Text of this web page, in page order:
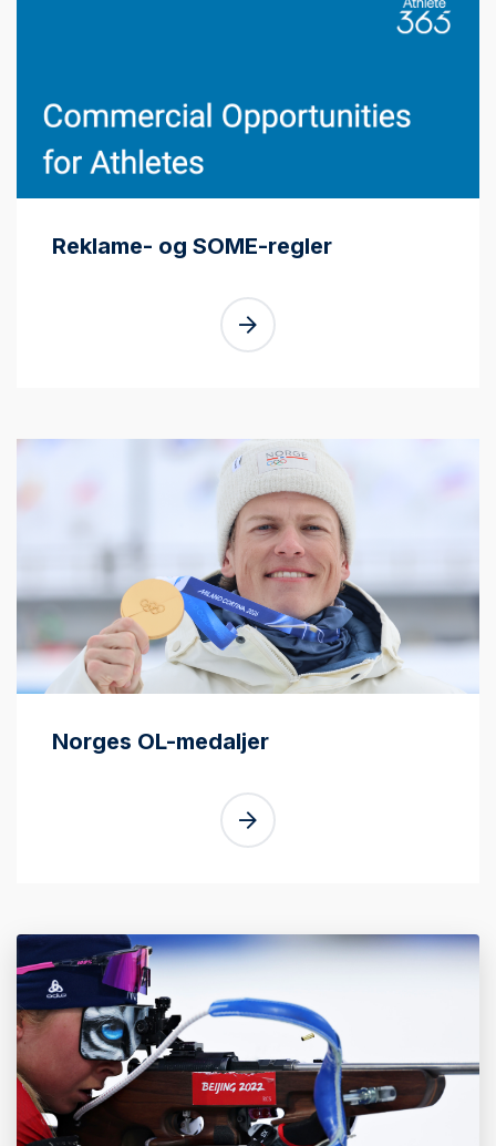
Reklame- og SOME-regler
Norges OL-medaljer